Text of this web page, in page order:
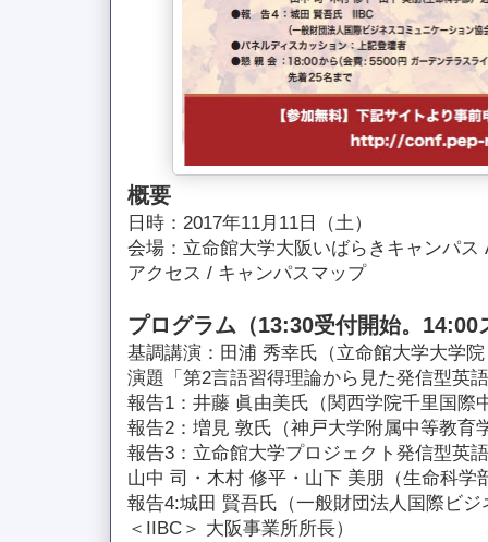
概要
日時：2017年11月11日（土）
会場：立命館大学大阪いばらきキャンパス
アクセス / キャンパスマップ
プログラム（13:30受付開始。14:00
基調講演：田浦 秀幸氏（立命館大学大学
演題「第2言語習得理論から見た発信型英
報告1：井藤 眞由美氏（関西学院千里国際
報告2：増見 敦氏（神戸大学附属中等教育
報告3：立命館大学プロジェクト発信型英
山中 司・木村 修平・山下 美朋（生命科学
報告4:城田 賢吾氏（一般財団法人国際ビ
＜IIBC＞ 大阪事業所所長）